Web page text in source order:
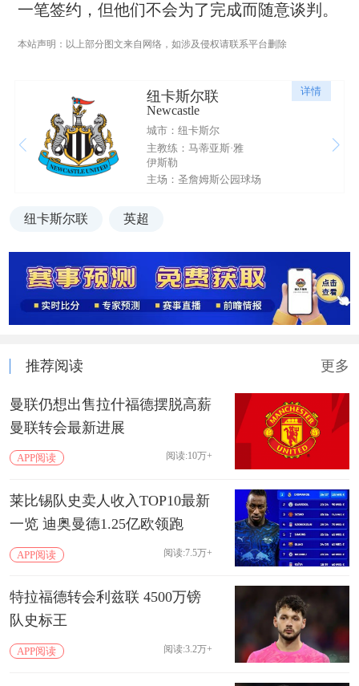
一笔签约，但他们不会为了完成而随意谈判。
本站声明：以上部分图文来自网络，如涉及侵权请联系平台删除
详情
纽卡斯尔联
Newcastle
城市：纽卡斯尔
主教练：马蒂亚斯·雅
伊斯勒
主场：圣詹姆斯公园球场
纽卡斯尔联 英超
推荐阅读 更多
曼联仍想出售拉什福德摆脱高薪
曼联转会最新进展
APP阅读 阅读:10万+
莱比锡队史卖人收入TOP10最新
一览 迪奥曼德1.25亿欧领跑
APP阅读 阅读:7.5万+
特拉福德转会利兹联 4500万镑
队史标王
APP阅读 阅读:3.2万+